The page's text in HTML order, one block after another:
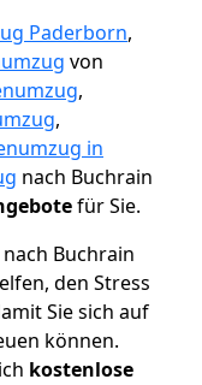
Paderborn,
von
,
,
in
nach Buchrain
für Sie.
Buchrain
den Stress
Sie sich auf
können.
kostenlose